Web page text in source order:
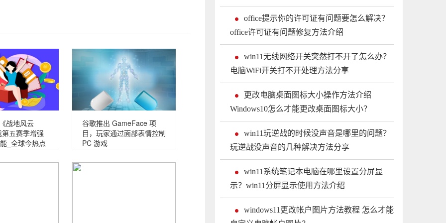
战地风云
五赛季增强
_全球今热点
谷歌推出 GameFace 项
目，玩家通过面部表情控制
PC 游戏
office提示你的许可证有问题要怎么解决？
office许可证有问题修复方法介绍
win11无线网络开关突然打不开了怎么办？
电脑WiFi开关打不开处理方法分享
更改电脑桌面图标大小操作方法介绍
Windows10怎么才能更改桌面图标大小？
win11玩逆战的时候没声音是哪里的问题？
玩逆战没声音的几种解决方法分享
win11系统笔记本电脑在哪里设置分屏显
示？win11分屏显示使用方法介绍
windows11更改帐户图片方法教程 怎么才能